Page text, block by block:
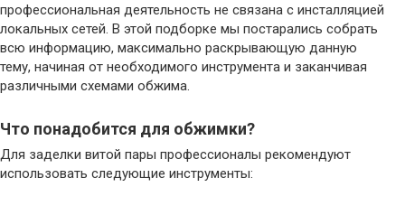
профессиональная деятельность не связана с инсталляцией
локальных сетей. В этой подборке мы постарались собрать
всю информацию, максимально раскрывающую данную
тему, начиная от необходимого инструмента и заканчивая
различными схемами обжима.
Что понадобится для обжимки?
Для заделки витой пары профессионалы рекомендуют
использовать следующие инструменты: